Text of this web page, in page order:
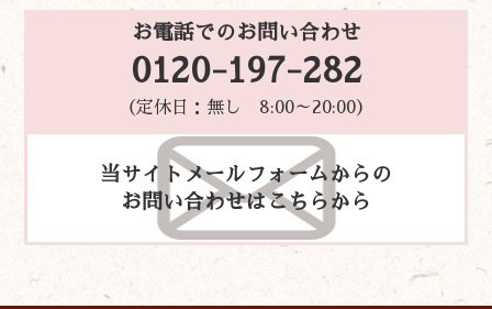
お電話でのお問い合わせ
0120-197-282
（定休日：無し 8:00～20:00）
当サイトメールフォームからの
お問い合わせはこちらから